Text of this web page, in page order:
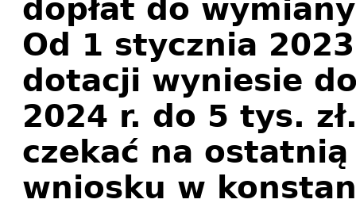
dopłat do
Od 1 stycznia
dotacji wyniesie
2024 r. do 5 tys.
czekać na ostatnią
wniosku w